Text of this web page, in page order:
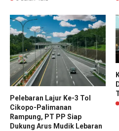
Pelebaran Lajur Ke-3 Tol
Cikopo-Palimanan
Rampung, PT PP Siap
Dukung Arus Mudik Lebaran